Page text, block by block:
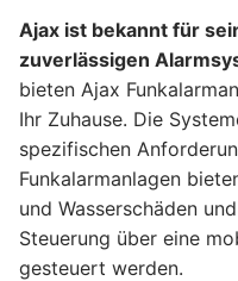
Ajax ist bekannt für
zuverlässigen
bieten Ajax
Ihr Zuhause. Die
spezifischen
Funkalarmanlagen
und Wasserschäden
Steuerung über eine
gesteuert werden.